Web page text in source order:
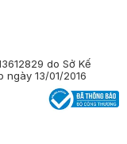
do Sở Kế
13/01/2016